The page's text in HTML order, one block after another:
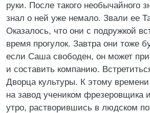
руки. После такого необычайного
знал о ней уже немало. Звали ее
Оказалось, что они с подружкой
время прогулок. Завтра они тоже
если Саша свободен, он может
и составить компанию.
Дворца культуры. К этому
на завод учеником фрезеровщика
утро, растворившись в людском